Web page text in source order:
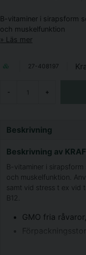
B-vitaminer i sirapsform
och muskelfunktion
Läs mer
27-408197
- +
Beskrivning
Beskrivning av
B-vitaminer i
och muskelfunktion.
samt vid stress t ex vid
B12.
GMO fria